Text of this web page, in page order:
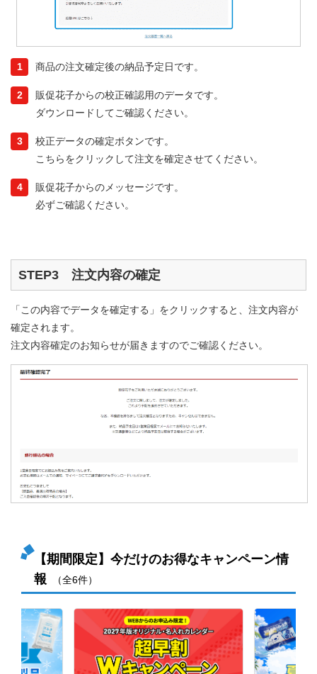
1 商品の注文確定後の納品予定日です。
2
販促花子からの校正確認用のデータです。
ダウンロードしてご確認ください。
3
校正データの確定ボタンです。
こちらをクリックして注文を確定させてください。
4
販促花子からのメッセージです。
必ずご確認ください。
STEP3 注文内容の確定
「この内容でデータを確定する」をクリックすると、注文内容が
確定されます。
注文内容確定のお知らせが届きますのでご確認ください。
【期間限定】今だけのお得なキャンペーン情
報
（全6件）